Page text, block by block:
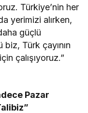
Türkiye’nin her
yerimizi alırken,
güçlü
Türk çayının
çalışıyoruz.”
Pazar